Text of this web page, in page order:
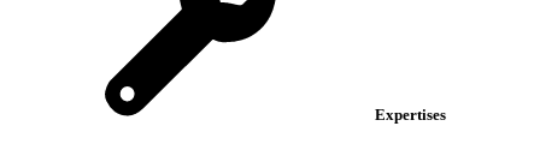
Expertises